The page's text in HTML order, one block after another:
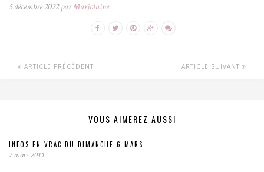
5 décembre 2022 parMarjolaine
ARTICLE PRÉCÉDENT ARTICLE SUIVANT
VOUS AIMEREZ AUSSI
INFOS EN VRAC DU DIMANCHE 6 MARS
7 mars 2011